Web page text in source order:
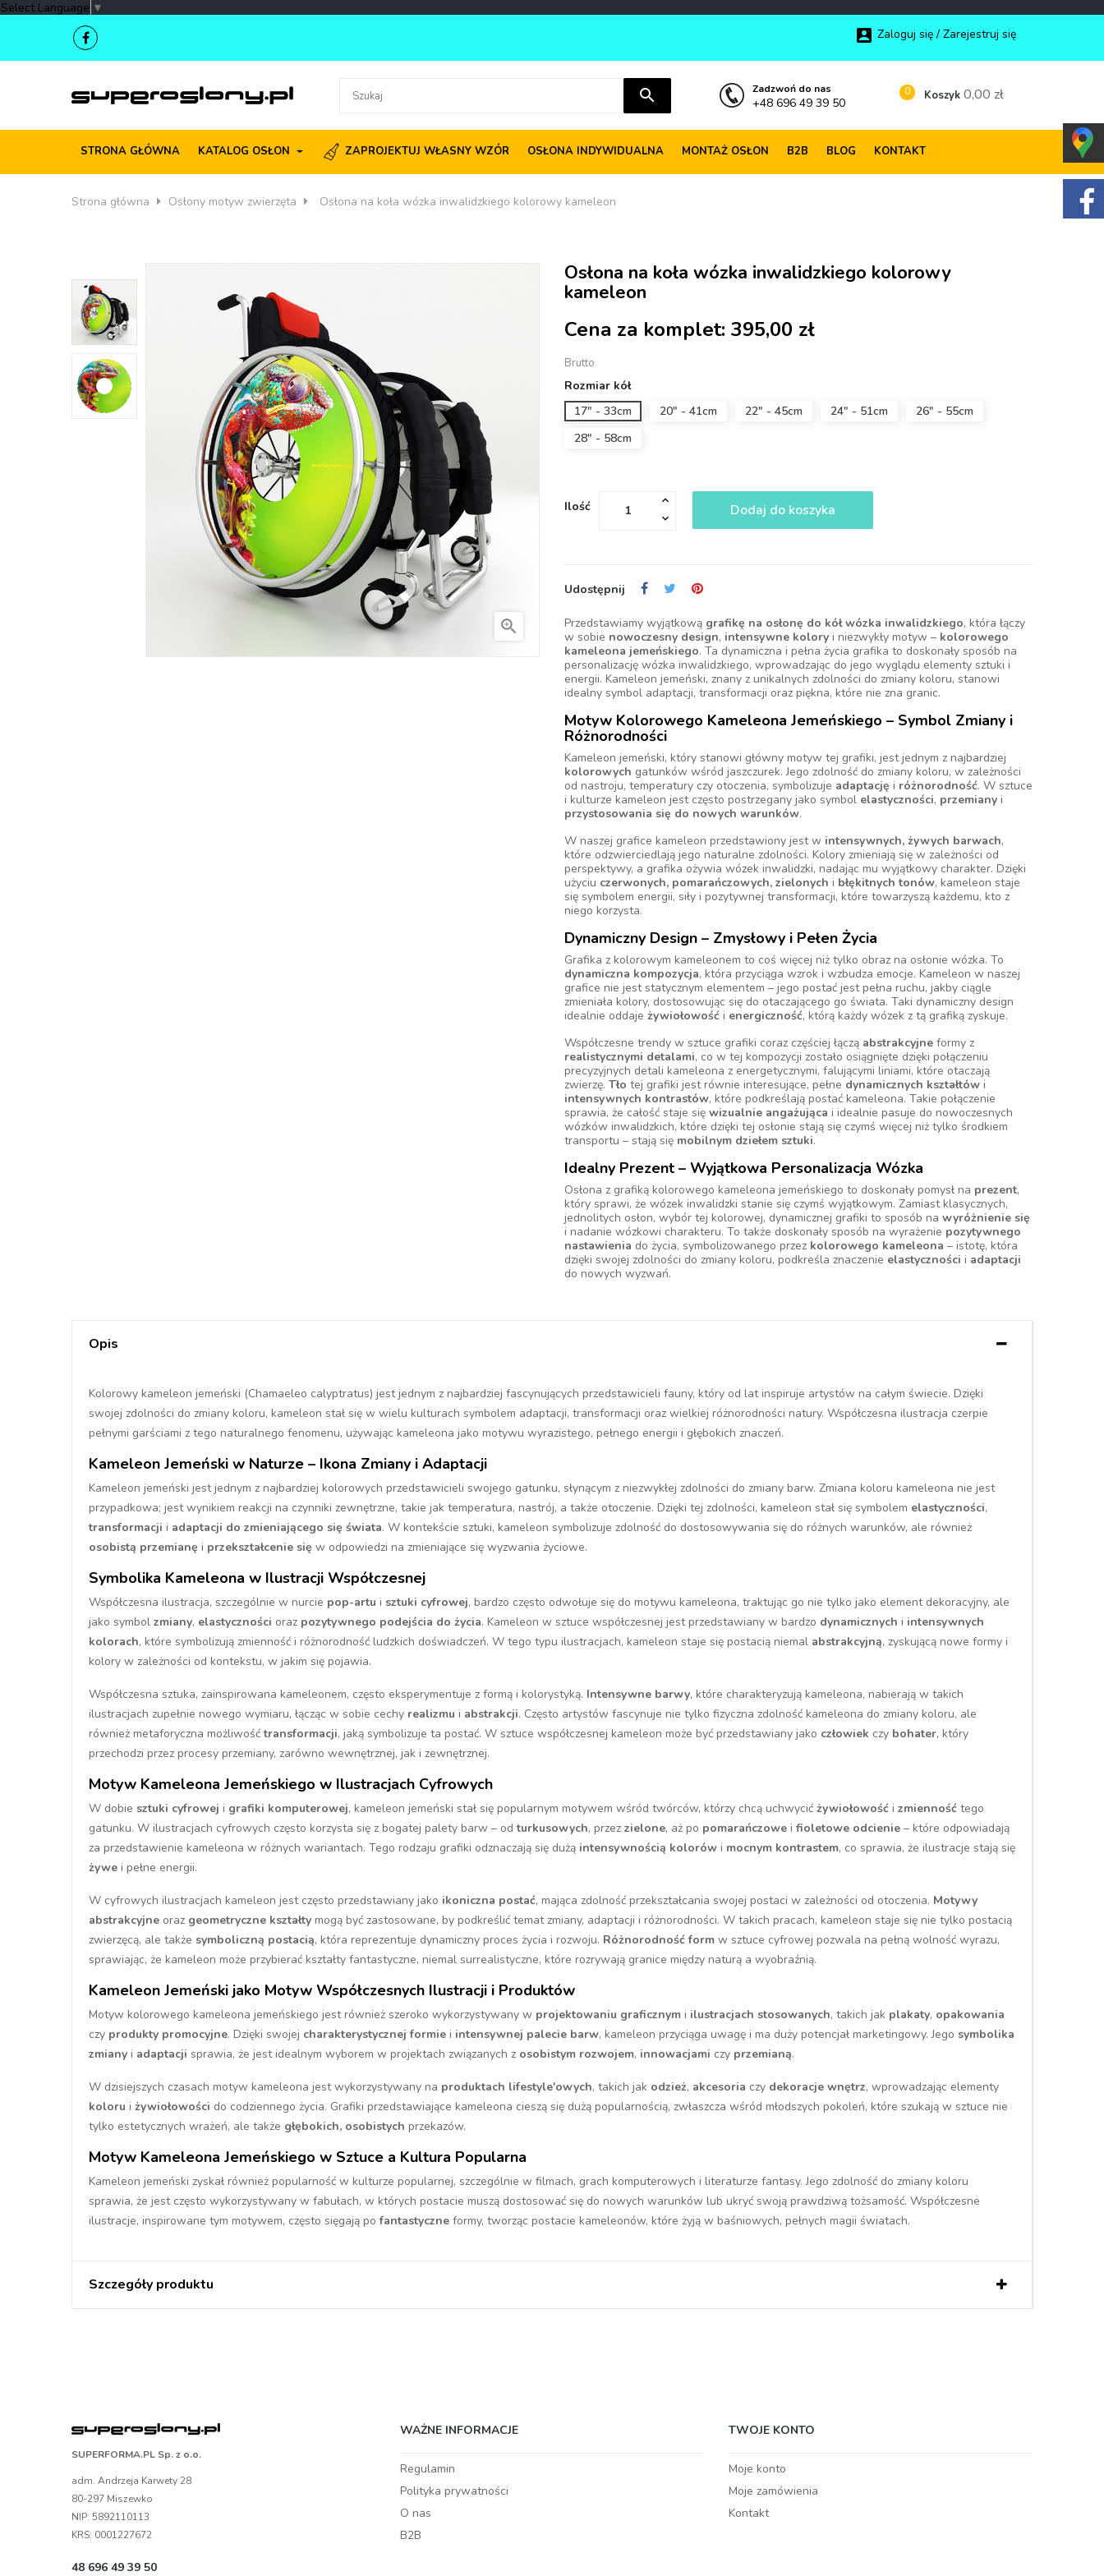
Select Language ▼
 Zaloguj się / Zarejestruj się
search Zadzwoń do nas
+48 696 49 39 50 Koszyk 0,00 zł
0
STRONA GŁÓWNA KATALOG OSŁON ZAPROJEKTUJ WŁASNY WZÓR OSŁONA INDYWIDUALNA MONTAŻ OSŁON B2B BLOG KONTAKT
Strona główna Osłony motyw zwierzęta Osłona na koła wózka inwalidzkiego kolorowy kameleon

Osłona na koła wózka inwalidzkiego kolorowy
kameleon
Cena za komplet: 395,00 zł
Brutto
Rozmiar kół
17" - 33cm
20" - 41cm 22" - 45cm 24" - 51cm
26" - 55cm
28" - 58cm
Ilość Dodaj do koszyka
Udostępnij
Przedstawiamy wyjątkową grafikę na osłonę do kół wózka inwalidzkiego, która łączy
w sobie nowoczesny design, intensywne kolory i niezwykły motyw – kolorowego
kameleona jemeńskiego. Ta dynamiczna i pełna życia grafika to doskonały sposób na
personalizację wózka inwalidzkiego, wprowadzając do jego wyglądu elementy sztuki i
energii. Kameleon jemeński, znany z unikalnych zdolności do zmiany koloru, stanowi
idealny symbol adaptacji, transformacji oraz piękna, które nie zna granic.
Motyw Kolorowego Kameleona Jemeńskiego – Symbol Zmiany i
Różnorodności
Kameleon jemeński, który stanowi główny motyw tej grafiki, jest jednym z najbardziej
kolorowych gatunków wśród jaszczurek. Jego zdolność do zmiany koloru, w zależności
od nastroju, temperatury czy otoczenia, symbolizuje adaptację i różnorodność. W sztuce
i kulturze kameleon jest często postrzegany jako symbol elastyczności, przemiany i
przystosowania się do nowych warunków.
W naszej grafice kameleon przedstawiony jest w intensywnych, żywych barwach,
które odzwierciedlają jego naturalne zdolności. Kolory zmieniają się w zależności od
perspektywy, a grafika ożywia wózek inwalidzki, nadając mu wyjątkowy charakter. Dzięki
użyciu czerwonych, pomarańczowych, zielonych i błękitnych tonów, kameleon staje
się symbolem energii, siły i pozytywnej transformacji, które towarzyszą każdemu, kto z
niego korzysta.
Dynamiczny Design – Zmysłowy i Pełen Życia
Grafika z kolorowym kameleonem to coś więcej niż tylko obraz na osłonie wózka. To
dynamiczna kompozycja, która przyciąga wzrok i wzbudza emocje. Kameleon w naszej
grafice nie jest statycznym elementem – jego postać jest pełna ruchu, jakby ciągle
zmieniała kolory, dostosowując się do otaczającego go świata. Taki dynamiczny design
idealnie oddaje żywiołowość i energiczność, którą każdy wózek z tą grafiką zyskuje.
Współczesne trendy w sztuce grafiki coraz częściej łączą abstrakcyjne formy z
realistycznymi detalami, co w tej kompozycji zostało osiągnięte dzięki połączeniu
precyzyjnych detali kameleona z energetycznymi, falującymi liniami, które otaczają
zwierzę. Tło tej grafiki jest równie interesujące, pełne dynamicznych kształtów i
intensywnych kontrastów, które podkreślają postać kameleona. Takie połączenie
sprawia, że całość staje się wizualnie angażująca i idealnie pasuje do nowoczesnych
wózków inwalidzkich, które dzięki tej osłonie stają się czymś więcej niż tylko środkiem
transportu – stają się mobilnym dziełem sztuki.
Idealny Prezent – Wyjątkowa Personalizacja Wózka
Osłona z grafiką kolorowego kameleona jemeńskiego to doskonały pomysł na prezent,
który sprawi, że wózek inwalidzki stanie się czymś wyjątkowym. Zamiast klasycznych,
jednolitych osłon, wybór tej kolorowej, dynamicznej grafiki to sposób na wyróżnienie się
i nadanie wózkowi charakteru. To także doskonały sposób na wyrażenie pozytywnego
nastawienia do życia, symbolizowanego przez kolorowego kameleona – istotę, która
dzięki swojej zdolności do zmiany koloru, podkreśla znaczenie elastyczności i adaptacji
do nowych wyzwań.
Opis
Kolorowy kameleon jemeński (Chamaeleo calyptratus) jest jednym z najbardziej fascynujących przedstawicieli fauny, który od lat inspiruje artystów na całym świecie. Dzięki
swojej zdolności do zmiany koloru, kameleon stał się w wielu kulturach symbolem adaptacji, transformacji oraz wielkiej różnorodności natury. Współczesna ilustracja czerpie
pełnymi garściami z tego naturalnego fenomenu, używając kameleona jako motywu wyrazistego, pełnego energii i głębokich znaczeń.
Kameleon Jemeński w Naturze – Ikona Zmiany i Adaptacji
Kameleon jemeński jest jednym z najbardziej kolorowych przedstawicieli swojego gatunku, słynącym z niezwykłej zdolności do zmiany barw. Zmiana koloru kameleona nie jest
przypadkowa; jest wynikiem reakcji na czynniki zewnętrzne, takie jak temperatura, nastrój, a także otoczenie. Dzięki tej zdolności, kameleon stał się symbolem elastyczności,
transformacji i adaptacji do zmieniającego się świata. W kontekście sztuki, kameleon symbolizuje zdolność do dostosowywania się do różnych warunków, ale również
osobistą przemianę i przekształcenie się w odpowiedzi na zmieniające się wyzwania życiowe.
Symbolika Kameleona w Ilustracji Współczesnej
Współczesna ilustracja, szczególnie w nurcie pop-artu i sztuki cyfrowej, bardzo często odwołuje się do motywu kameleona, traktując go nie tylko jako element dekoracyjny, ale
jako symbol zmiany, elastyczności oraz pozytywnego podejścia do życia. Kameleon w sztuce współczesnej jest przedstawiany w bardzo dynamicznych i intensywnych
kolorach, które symbolizują zmienność i różnorodność ludzkich doświadczeń. W tego typu ilustracjach, kameleon staje się postacią niemal abstrakcyjną, zyskującą nowe formy i
kolory w zależności od kontekstu, w jakim się pojawia.
Współczesna sztuka, zainspirowana kameleonem, często eksperymentuje z formą i kolorystyką. Intensywne barwy, które charakteryzują kameleona, nabierają w takich
ilustracjach zupełnie nowego wymiaru, łącząc w sobie cechy realizmu i abstrakcji. Często artystów fascynuje nie tylko fizyczna zdolność kameleona do zmiany koloru, ale
również metaforyczna możliwośćtransformacji, jaką symbolizuje ta postać. W sztuce współczesnej kameleon może być przedstawiany jako człowiek czy bohater, który
przechodzi przez procesy przemiany, zarówno wewnętrznej, jak i zewnętrznej.
Motyw Kameleona Jemeńskiego w Ilustracjach Cyfrowych
W dobie sztuki cyfrowej i grafiki komputerowej, kameleon jemeński stał się popularnym motywem wśród twórców, którzy chcą uchwycić żywiołowość i zmienność tego
gatunku. W ilustracjach cyfrowych często korzysta się z bogatej palety barw – odturkusowych, przez zielone, aż po pomarańczowe i fioletowe odcienie – które odpowiadają
za przedstawienie kameleona w różnych wariantach. Tego rodzaju grafiki odznaczają się dużą intensywnością kolorów i mocnym kontrastem, co sprawia, że ilustracje stają się
żywe i pełne energii.
W cyfrowych ilustracjach kameleon jest często przedstawiany jako ikoniczna postać, mająca zdolność przekształcania swojej postaci w zależności od otoczenia. Motywy
abstrakcyjne oraz geometryczne kształty mogą być zastosowane, by podkreślić temat zmiany, adaptacji i różnorodności. W takich pracach, kameleon staje się nie tylko postacią
zwierzęcą, ale także symboliczną postacią, która reprezentuje dynamiczny proces życia i rozwoju. Różnorodność form w sztuce cyfrowej pozwala na pełną wolność wyrazu,
sprawiając, że kameleon może przybierać kształty fantastyczne, niemal surrealistyczne, które rozrywają granice między naturą a wyobraźnią.
Kameleon Jemeński jako Motyw Współczesnych Ilustracji i Produktów
Motyw kolorowego kameleona jemeńskiego jest również szeroko wykorzystywany w projektowaniu graficznym i ilustracjach stosowanych, takich jak plakaty, opakowania
czy produkty promocyjne. Dzięki swojej charakterystycznej formie i intensywnej palecie barw, kameleon przyciąga uwagę i ma duży potencjał marketingowy. Jego symbolika
zmiany i adaptacji sprawia, że jest idealnym wyborem w projektach związanych z osobistym rozwojem, innowacjami czy przemianą.
W dzisiejszych czasach motyw kameleona jest wykorzystywany na produktach lifestyle'owych, takich jak odzież, akcesoria czy dekoracje wnętrz, wprowadzając elementy
koloru i żywiołowości do codziennego życia. Grafiki przedstawiające kameleona cieszą się dużą popularnością, zwłaszcza wśród młodszych pokoleń, które szukają w sztuce nie
tylko estetycznych wrażeń, ale także głębokich, osobistych przekazów.
Motyw Kameleona Jemeńskiego w Sztuce a Kultura Popularna
Kameleon jemeński zyskał również popularność w kulturze popularnej, szczególnie w filmach, grach komputerowych i literaturze fantasy. Jego zdolność do zmiany koloru
sprawia, że jest często wykorzystywany w fabułach, w których postacie muszą dostosować się do nowych warunków lub ukryć swoją prawdziwą tożsamość. Współczesne
ilustracje, inspirowane tym motywem, często sięgają pofantastyczne formy, tworząc postacie kameleonów, które żyją w baśniowych, pełnych magii światach.
Szczegóły produktu
SUPERFORMA.PL Sp. z o.o.
adm. Andrzeja Karwety 28
80-297 Miszewko
NIP: 5892110113
KRS: 0001227672
48 696 49 39 50
WAŻNE INFORMACJE
Regulamin
Polityka prywatności
O nas
B2B
TWOJE KONTO
Moje konto
Moje zamówienia
Kontakt